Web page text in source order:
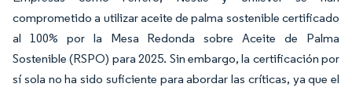
comprometido a utilizar aceite de palma sostenible certificado
al 100% por la Mesa Redonda sobre Aceite de Palma
Sostenible (RSPO) para 2025. Sin embargo, la certificación por
sí sola no ha sido suficiente para abordar las críticas, ya que el